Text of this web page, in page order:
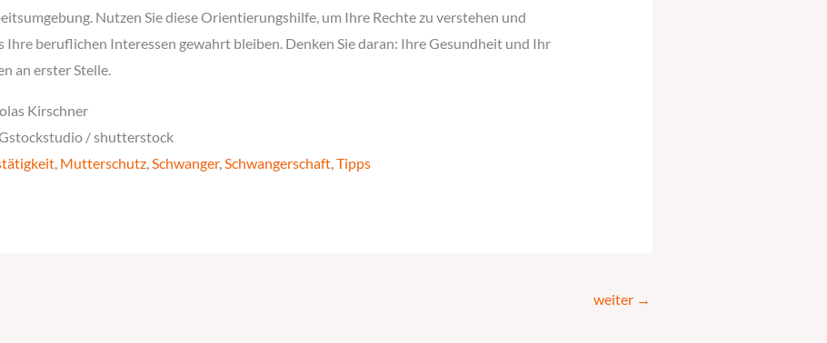
Nutzen Sie diese Orientierungshilfe, um Ihre Rechte zu verstehen und
Ihre beruflichen Interessen gewahrt bleiben. Denken Sie daran: Ihre Gesundheit und Ihr
an erster Stelle.
Kirschner
/ shutterstock
, Mutterschutz, Schwanger, Schwangerschaft, Tipps
weiter →